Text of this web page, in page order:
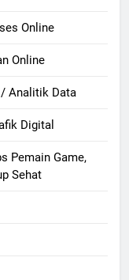
Online
Online
/ Analitik Data
Digital
Pemain Game,
Sehat